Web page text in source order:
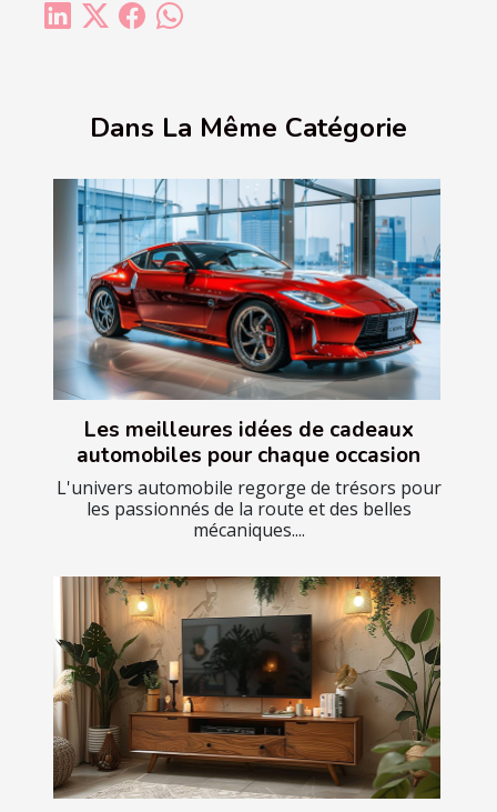
Dans La Même Catégorie
Les meilleures idées de cadeaux
automobiles pour chaque occasion
L'univers automobile regorge de trésors pour
les passionnés de la route et des belles
mécaniques....